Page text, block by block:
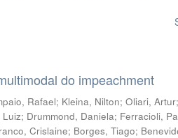
do impeachment
Rafael; Kleina, Nilton;Oliari, Artur;
Luiz; Drummond, Daniela; Ferracioli,
Crislaine; Borges, Tiago;